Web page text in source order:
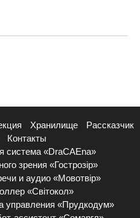
Хранилище
Рассказчик
Контакты
система «DraCAEna»
зрения «Гострозір»
и аудио «Мовотвір»
«Світокол»
управления «Прудкодум»